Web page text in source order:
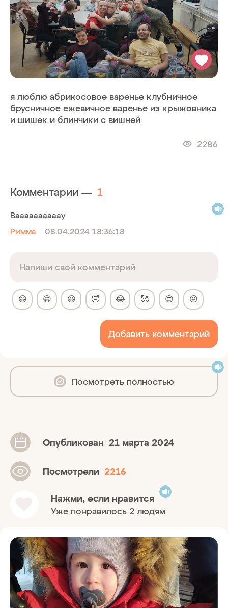
я люблю абрикосовое варенье клубничное
брусничное ежевичное варенье из крыжовника
и шишек и блинчики с вишней
2286
Комментарии — 1
Ваааааааааау
Римма
08.04.2024 18:36:18
😄 😁 😆 🤣 😂 🥰 😍 😝
Добавить комментарий
Посмотреть полностью
Опубликован 21 марта 2024
Посмотрели 2216
Нажми, если нравится
Уже понравилось 2 людям